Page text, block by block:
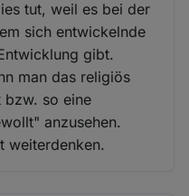
tut, weil es bei der
sich entwickelnde
gibt.
man das religiös
so eine
anzusehen.
weiterdenken.